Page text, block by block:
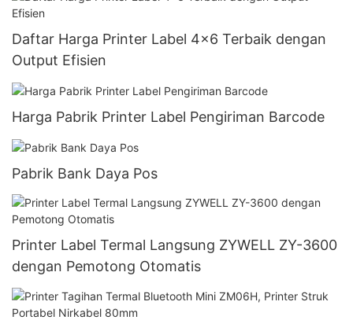
Daftar Harga Printer Label 4x6 Terbaik dengan
Output Efisien
Harga Pabrik Printer Label Pengiriman Barcode
Pabrik Bank Daya Pos
Printer Label Termal Langsung ZYWELL ZY-3600
dengan Pemotong Otomatis